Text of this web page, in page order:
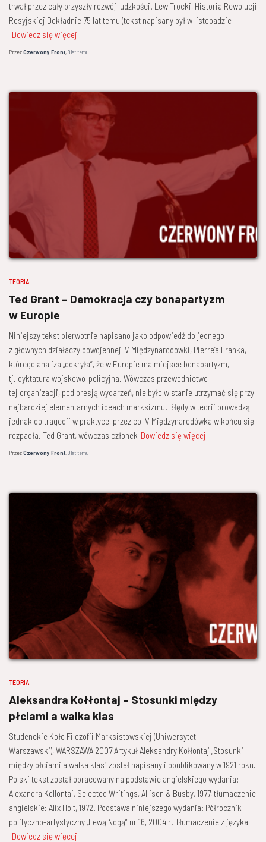
trwał przez cały przyszły rozwój ludzkości. Lew Trocki, Historia Rewolucji
Rosyjskiej Dokładnie 75 lat temu (tekst napisany był w listopadzie
Dowiedz się więcej
PrzezCzerwony Front,8 lattemu
TEORIA
Ted Grant – Demokracja czy bonapartyzm
w Europie
Niniejszy tekst pierwotnie napisano jako odpowiedź do jednego
z głównych działaczy powojennej IV Międzynarodówki, Pierre’a Franka,
którego analiza „odkryła”, że w Europie ma miejsce bonapartyzm,
tj. dyktatura wojskowo-policyjna. Wówczas przewodnictwo
tej organizacji, pod presją wydarzeń, nie było w stanie utrzymać się przy
najbardziej elementarnych ideach marksizmu. Błędy w teorii prowadzą
jednak do tragedii w praktyce, przez co IV Międzynarodówka w końcu się
rozpadła. Ted Grant, wówczas członek Dowiedz się więcej
PrzezCzerwony Front,8 lattemu
TEORIA
Aleksandra Kołłontaj – Stosunki między
płciami a walka klas
Studenckie Koło Filozofii Marksistowskiej (Uniwersytet
Warszawski), WARSZAWA 2007 Artykuł Aleksandry Kołłontaj „Stosunki
między płciami a walka klas” został napisany i opublikowany w 1921 roku.
Polski tekst został opracowany na podstawie angielskiego wydania:
Alexandra Kollontai, Selected Writings, Allison & Busby, 1977, tłumaczenie
angielskie: Alix Holt, 1972. Podstawa niniejszego wydania: Półrocznik
polityczno-artystyczny „Lewą Nogą” nr 16, 2004 r. Tłumaczenie z języka
Dowiedz się więcej